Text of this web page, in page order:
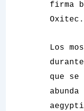
firma
Oxitec.
Los
que se
aegypti